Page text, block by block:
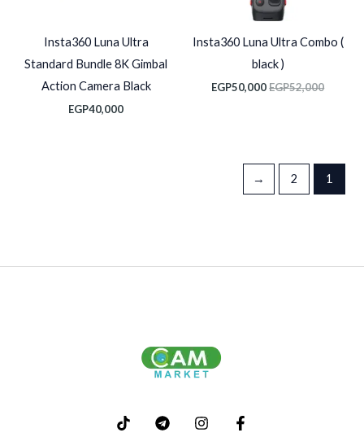
Insta360 Luna Ultra Combo (
black )
EGP52,000
EGP50,000
Insta360 Luna Ultra
Standard Bundle 8K Gimbal
Action Camera Black
EGP40,000
1
2
←